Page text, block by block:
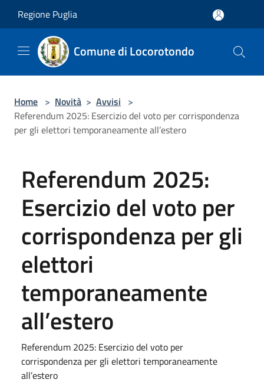
Regione Puglia
Comune di Locorotondo
Home > Novità > Avvisi >
Referendum 2025: Esercizio del voto per corrispondenza
per gli elettori temporaneamente all’estero
Referendum 2025:
Esercizio del voto per
corrispondenza per gli
elettori
temporaneamente
all’estero
Referendum 2025: Esercizio del voto per
corrispondenza per gli elettori temporaneamente
all’estero